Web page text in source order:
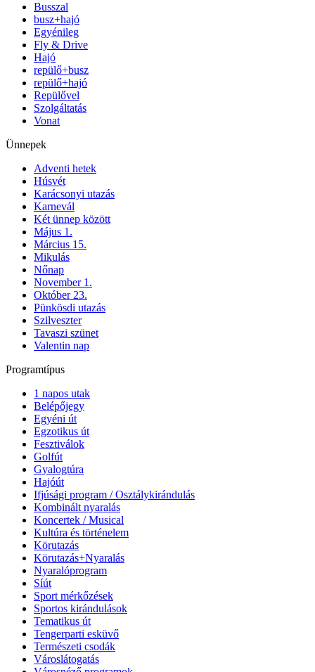
Busszal
busz+hajó
Egyénileg
Fly & Drive
Hajó
repülő+busz
repülő+hajó
Repülővel
Szolgáltatás
Vonat
Ünnepek
Adventi hetek
Húsvét
Karácsonyi utazás
Karnevál
Két ünnep között
Május 1.
Március 15.
Mikulás
Nőnap
November 1.
Október 23.
Pünkösdi utazás
Szilveszter
Tavaszi szünet
Valentin nap
Programtípus
1 napos utak
Belépőjegy
Egyéni út
Egzotikus út
Fesztiválok
Golfút
Gyalogtúra
Hajóút
Ifjúsági program / Osztálykirándulás
Kombinált nyaralás
Koncertek / Musical
Kultúra és történelem
Körutazás
Körutazás+Nyaralás
Nyaralóprogram
Síút
Sport mérkőzések
Sportos kirándulások
Tematikus út
Tengerparti esküvő
Természeti csodák
Városlátogatás